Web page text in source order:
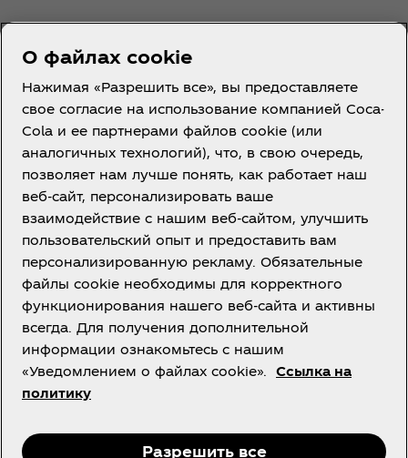
Казахстан | RU
О нас
Нужна помощь?
vk Facebook
О файлах cookie
Нажимая «Разрешить все», вы предоставляете
свое согласие на использование компанией Coca-
Cola и ее партнерами файлов cookie (или
аналогичных технологий), что, в свою очередь,
позволяет нам лучше понять, как работает наш
веб-сайт, персонализировать ваше
взаимодействие с нашим веб-сайтом, улучшить
пользовательский опыт и предоставить вам
персонализированную рекламу. Обязательные
файлы cookie необходимы для корректного
функционирования нашего веб-сайта и активны
всегда. Для получения дополнительной
информации ознакомьтесь с нашим
«Уведомлением о файлах cookie».
Ссылка на
политику
Разрешить все